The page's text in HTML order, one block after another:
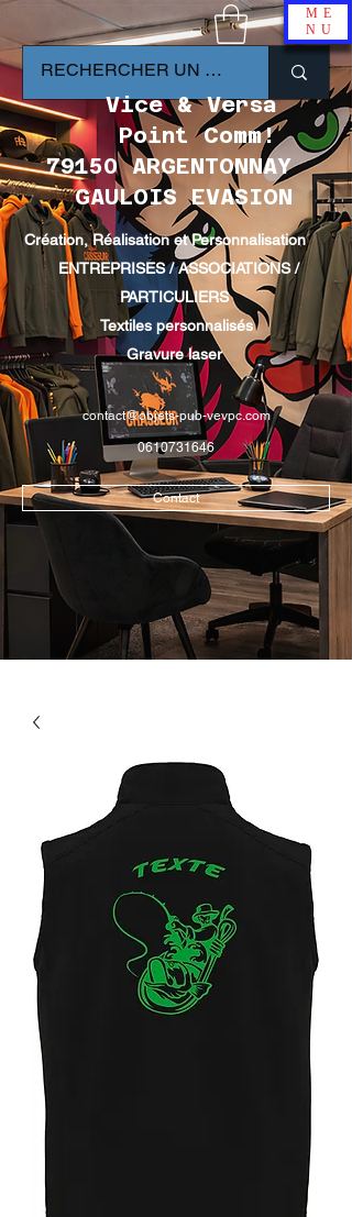
ME
NU
Vice & Versa
Point Comm!
79150 ARGENTONNAY
GAULOIS EVASION
Création, Réalisation et Personnalisation
ENTREPRISES / ASSOCIATIONS /
PARTICULIERS
Textiles personnalisés
Gravure laser
contact@objets-pub-vevpc.com
0610731646
Contact